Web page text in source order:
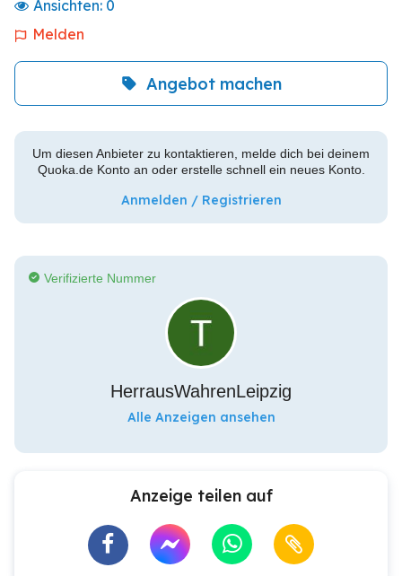
Ansichten: 0
Melden
Angebot machen
Um diesen Anbieter zu kontaktieren, melde dich bei deinem
Quoka.de Konto an oder erstelle schnell ein neues Konto.
Anmelden / Registrieren
Verifizierte Nummer
HerrausWahrenLeipzig
Alle Anzeigen ansehen
Anzeige teilen auf